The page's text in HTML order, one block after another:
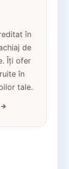
în
de
Îți ofer
în
tale.
→